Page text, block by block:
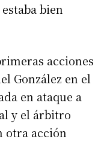
bien
acciones
González en el
en ataque a
y el árbitro
otra acción